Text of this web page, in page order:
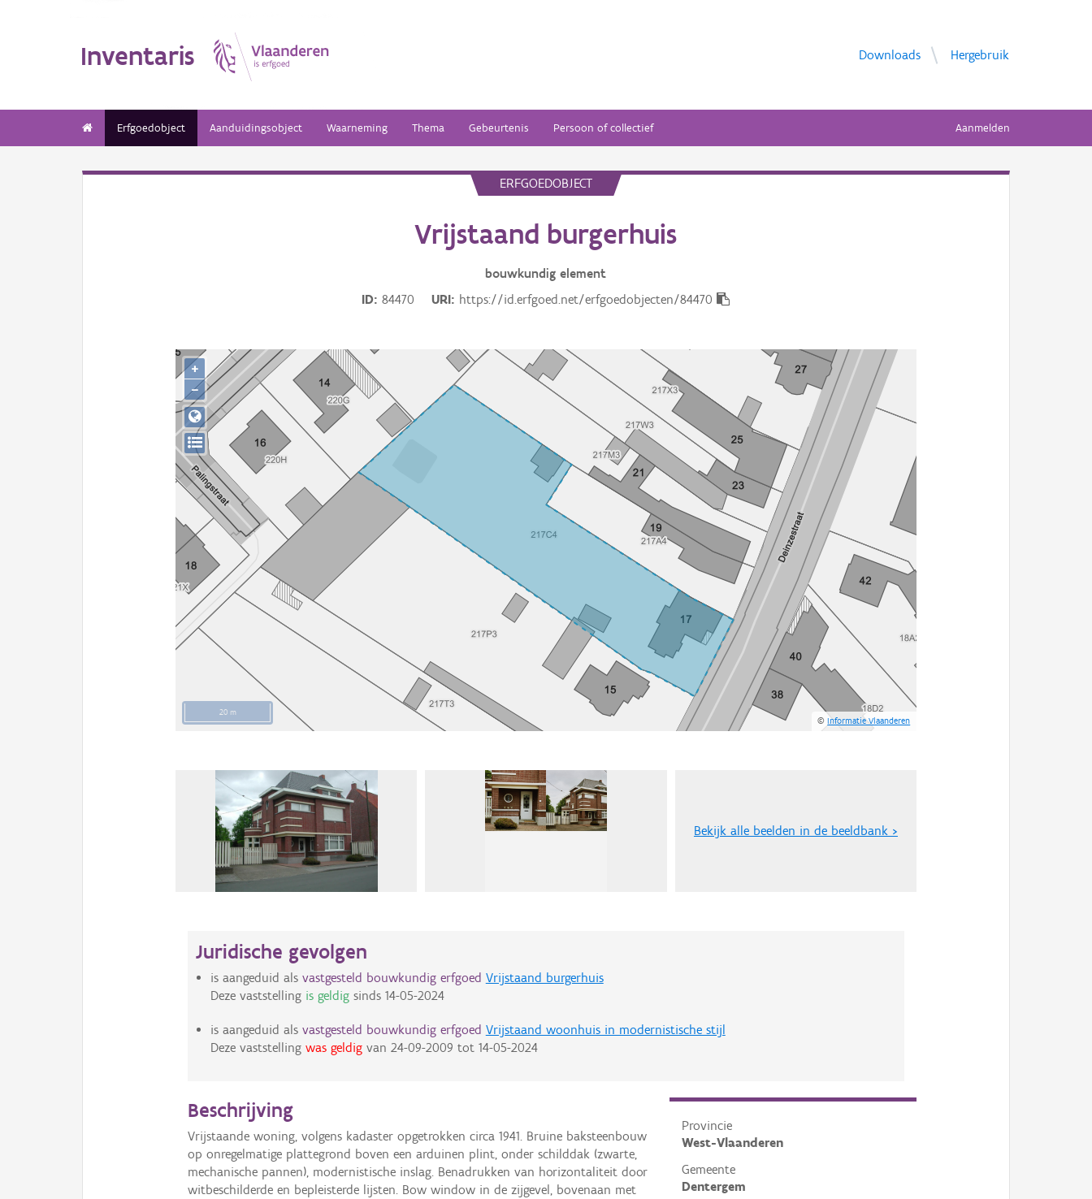
Inventaris Downloads Hergebruik
Erfgoedobject Aanduidingsobject Waarneming Thema Gebeurtenis Persoon of collectief Aanmelden
ERFGOEDOBJECT
Vrijstaand burgerhuis
bouwkundig element
ID
84470 URI https://id.erfgoed.net/erfgoedobjecten/84470
20 m
©Informatie Vlaanderen
+
−
Bekijk alle beelden in de beeldbank >
Juridische gevolgen
is aangeduid als vastgesteld bouwkundig erfgoed Vrijstaand burgerhuis
Deze vaststelling is geldigsinds 14-05-2024
is aangeduid als vastgesteld bouwkundig erfgoed Vrijstaand woonhuis in modernistische stijl
Deze vaststelling was geldigvan 24-09-2009 tot 14-05-2024
Provincie
West-Vlaanderen
Gemeente
Dentergem
Beschrijving
Vrijstaande woning, volgens kadaster opgetrokken circa 1941. Bruine baksteenbouw
op onregelmatige plattegrond boven een arduinen plint, onder schilddak (zwarte,
mechanische pannen), modernistische inslag. Benadrukken van horizontaliteit door
witbeschilderde en bepleisterde lijsten. Bow window in de zijgevel, bovenaan met